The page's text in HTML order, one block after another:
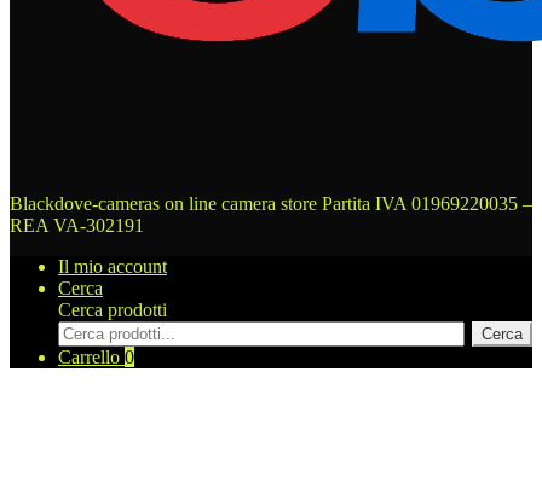
Blackdove-cameras on line camera store Partita IVA 01969220035 –
REA VA-302191
Il mio account
Cerca
Cerca prodotti
Cerca
Carrello 0